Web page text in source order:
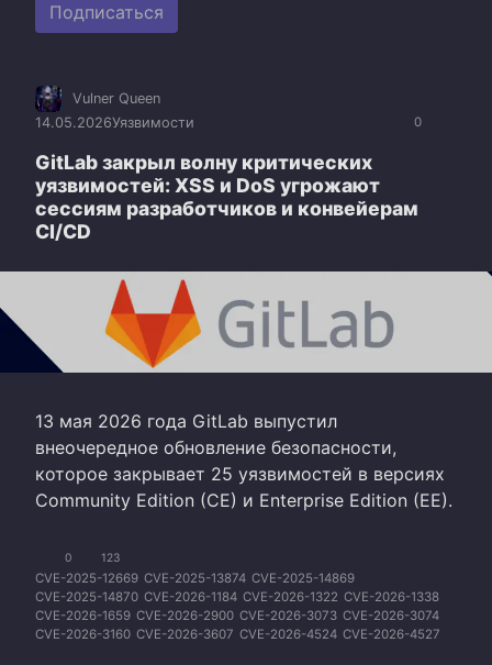
Подписаться
0
Vulner Queen
14.05.2026Уязвимости
GitLab закрыл волну критических
уязвимостей: XSS и DoS угрожают
сессиям разработчиков и конвейерам
CI/CD
13 мая 2026 года GitLab выпустил
внеочередное обновление безопасности,
которое закрывает 25 уязвимостей в версиях
Community Edition (CE) и Enterprise Edition (EE).
0 123
CVE-2025-12669 CVE-2025-13874 CVE-2025-14869
CVE-2025-14870 CVE-2026-1184 CVE-2026-1322 CVE-2026-1338
CVE-2026-1659 CVE-2026-2900 CVE-2026-3073 CVE-2026-3074
CVE-2026-3160 CVE-2026-3607 CVE-2026-4524 CVE-2026-4527